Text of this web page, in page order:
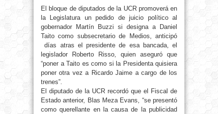
El bloque de diputados de la UCR promoverá en
la Legislatura un pedido de juicio político al
gobernador Martín Buzzi si designa a Daniel
Taito como subsecretario de Medios, anticipó
días atras el presidente de esa bancada, el
legislador Roberto Risso, quien aseguró que
“poner a Taito es como si la Presidenta quisiera
poner otra vez a Ricardo Jaime a cargo de los
trenes”.
El diputado de la UCR recordó que el Fiscal de
Estado anterior, Blas Meza Evans, “se presentó
como querellante en la causa de la publicidad